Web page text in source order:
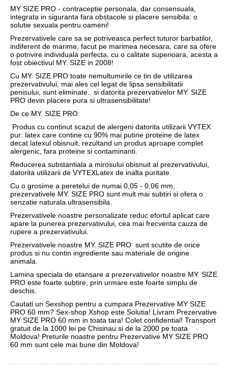
MY SIZE PRO - contraceptie personala, dar consensuala,
integrata in siguranta fara obstacole si placere sensibila: o
solutie sexuala pentru oameni!
Prezervativele care sa se potriveasca perfect tuturor barbatilor,
indiferent de marime, facut pe marimea necesara, care sa ofere
o potrivire individuala perfecta, cu o calitate superioara, acesta a
fost obiectivul MY. SIZE in 2008!
Cu MY. SIZE PRO toate nemultumirile ce tin de utilizarea
prezervativului, mai ales cel legat de lipsa sensibilitatii
penisului, sunt eliminate.. si datorita prezervativelor MY. SIZE
PRO devin placere pura si ultrasensibilitate!
De ce MY. SIZE PRO:
Produs cu continut scazut de alergeni datorita utilizarii VYTEX
pur: latex care contine cu 90% mai putine proteine de latex
decat latexul obisnuit, rezultand un produs aproape complet
alergenic, fara proteine si contaminanti.
Reducerea substantiala a mirosului obisnuit al prezervativului,
datorita utilizarii de VYTEXLatex de inalta puritate.
Cu o grosime a peretelui de numai 0,05 - 0,06 mm,
prezervativele MY. SIZE PRO sunt mult mai subtiri si ofera o
senzatie naturala ultrasensibila.
Prezervativele noastre personalizate reduc efortul aplicat care
apare la punerea prezervativului, cea mai frecventa cauza de
rupere a prezervativului.
Prezervativele noastre MY. SIZE PRO sunt scutite de orice
produs si nu contin ingrediente sau materiale de origine
animala.
Lamina speciala de etansare a prezervativelor noastre MY. SIZE
PRO este foarte subtire, prin urmare este foarte simplu de
deschis.
Cautati un Sexshop pentru a cumpara Prezervative MY SIZE
PRO 60 mm? Sex-shop Xshop este Solutia! Livram Prezervative
MY SIZE PRO 60 mm in toata tara! Colet confidential! Transport
gratuit de la 1000 lei pe Chisinau si de la 2000 pe toata
Moldova! Preturile noastre pentru Prezervative MY SIZE PRO
60 mm sunt cele mai bune din Moldova!